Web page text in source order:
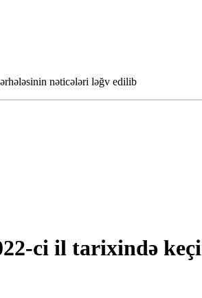
nəticələri ləğv edilib
ci il tarixində